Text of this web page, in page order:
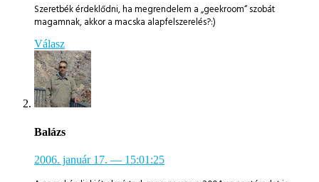
Szeretbék érdeklődni, ha megrendelem a „geekroom“ szobát
magamnak, akkor a macska alapfelszerelés?:)
Válasz
Balázs
2006. január 17. — 15:01:25